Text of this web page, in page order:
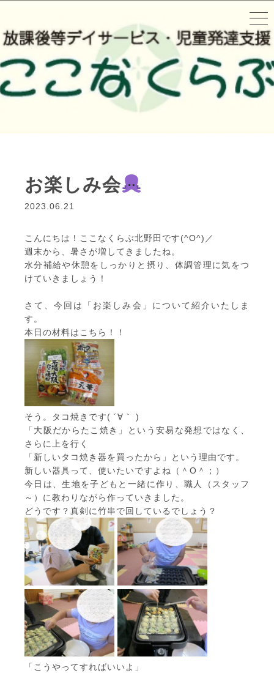
お楽しみ会
2023.06.21
こんにちは！ここなくらぶ北野田です(^O^)／
週末から、暑さが増してきましたね。
水分補給や休憩をしっかりと摂り、体調管理に気をつ
けていきましょう！
さて、今回は「お楽しみ会」について紹介いたしま
す。
本日の材料はこちら！！
そう。タコ焼きです( ´∀｀ )
「大阪だからたこ焼き」という安易な発想ではなく、
さらに上を行く
「新しいタコ焼き器を買ったから」という理由です。
新しい器具って、使いたいですよね（＾O＾；）
今日は、生地を子どもと一緒に作り、職人（スタッフ
～）に教わりながら作っていきました。
どうです？真剣に竹串で回しているでしょう？
「こうやってすればいいよ」